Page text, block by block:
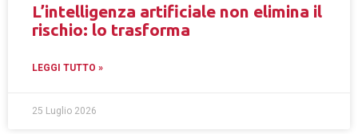
L’intelligenza artificiale non elimina il
rischio: lo trasforma
LEGGI TUTTO »
25 Luglio 2026